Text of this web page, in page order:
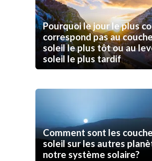
Pourquoi le jour le plus
correspond pas au
soleil le plus tôt ou au
soleil le plus tardif
Comment sont les
soleil sur les autres
notre système solaire?